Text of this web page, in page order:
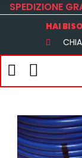
SPEDIZIONE
HAI